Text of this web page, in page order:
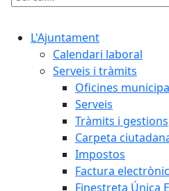
Cercar:
L'Ajuntament
Calendari laboral
Serveis i tràmits
Oficines
Serveis
Tràmits i gestions
Carpeta
Impostos
Factura
Finestreta Única